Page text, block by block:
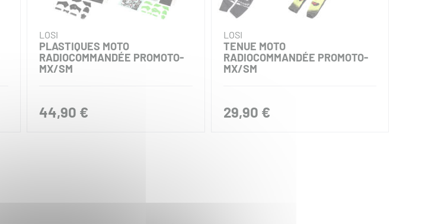
LOSI
PLASTIQUES MOTO
RADIOCOMMANDÉE PROMOTO-
MX/SM
44,90 €
LOSI
TENUE MOTO
RADIOCOMMANDÉE PROMOTO-
MX/SM
29,90 €